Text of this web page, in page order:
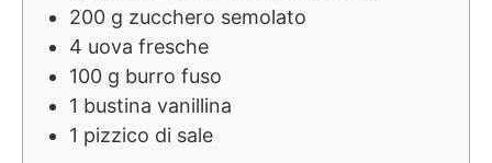
200 g zucchero semolato
4 uova fresche
100 g burro fuso
1 bustina vanillina
1 pizzico di sale